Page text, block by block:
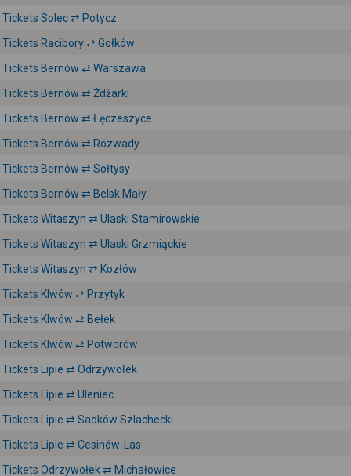
Tickets Solec ⇄ Potycz
Tickets Racibory ⇄ Gołków
Tickets Bernów ⇄ Warszawa
Tickets Bernów ⇄ Żdżarki
Tickets Bernów ⇄ Łęczeszyce
Tickets Bernów ⇄ Rozwady
Tickets Bernów ⇄ Sołtysy
Tickets Bernów ⇄ Belsk Mały
Tickets Witaszyn ⇄ Ulaski Stamirowskie
Tickets Witaszyn ⇄ Ulaski Grzmiąckie
Tickets Witaszyn ⇄ Kozłów
Tickets Klwów ⇄ Przytyk
Tickets Klwów ⇄ Bełek
Tickets Klwów ⇄ Potworów
Tickets Lipie ⇄ Odrzywołek
Tickets Lipie ⇄ Uleniec
Tickets Lipie ⇄ Sadków Szlachecki
Tickets Lipie ⇄ Cesinów-Las
Tickets Odrzywołek ⇄ Michałowice